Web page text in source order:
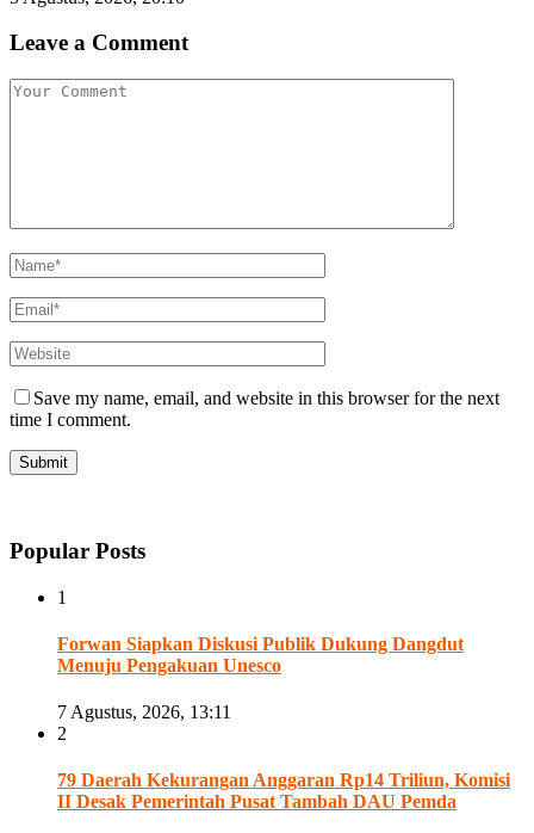
Leave a Comment
Save my name, email, and website in this browser for the next
time I comment.
Popular Posts
1
Forwan Siapkan Diskusi Publik Dukung Dangdut
Menuju Pengakuan Unesco
7 Agustus, 2026, 13:11
2
79 Daerah Kekurangan Anggaran Rp14 Triliun, Komisi
II Desak Pemerintah Pusat Tambah DAU Pemda